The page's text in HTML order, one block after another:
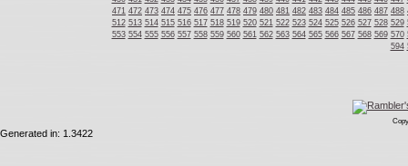
471 472 473 474 475 476 477 478 479 480 481 482 483 484 485 486 487 488
512 513 514 515 516 517 518 519 520 521 522 523 524 525 526 527 528 529
553 554 555 556 557 558 559 560 561 562 563 564 565 566 567 568 569 570
594
Generated in: 1.3422